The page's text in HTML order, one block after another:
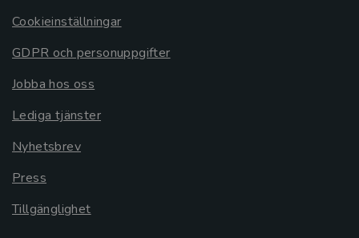
Cookieinställningar
GDPR och personuppgifter
Jobba hos oss
Lediga tjänster
Nyhetsbrev
Press
Tillgänglighet